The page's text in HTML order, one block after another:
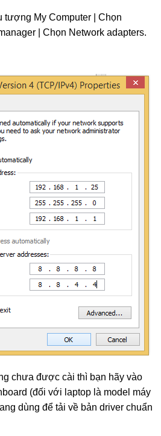
tượng My Computer | Chọn
| Chọn Network adapters.
chưa được cài thì bạn hãy vào
(đối với laptop là model máy
dùng để tải về bản driver chuẩn